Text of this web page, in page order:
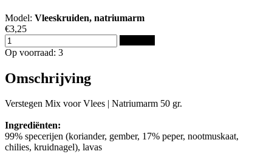
Model: Vleeskruiden, natriumarm
€3,25
Op voorraad: 3
Omschrijving
Verstegen Mix voor Vlees | Natriumarm 50 gr.
Ingrediënten:
99% specerijen (koriander, gember, 17% peper, nootmuskaat,
chilies, kruidnagel), lavas